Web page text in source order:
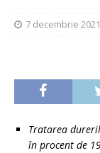
7 decembrie 2021
Tratarea
în procent de